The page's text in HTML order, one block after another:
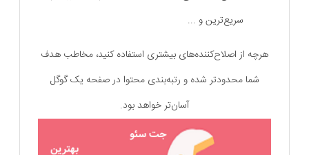
سریع‌ترین و ...
هرچه از اصلاح‌کننده‌های بیشتری استفاده کنید، مخاطب هدف
شما محدودتر شده و رتبه‌بندی محتوا در صفحه یک گوگل
آسان‌تر خواهد بود.